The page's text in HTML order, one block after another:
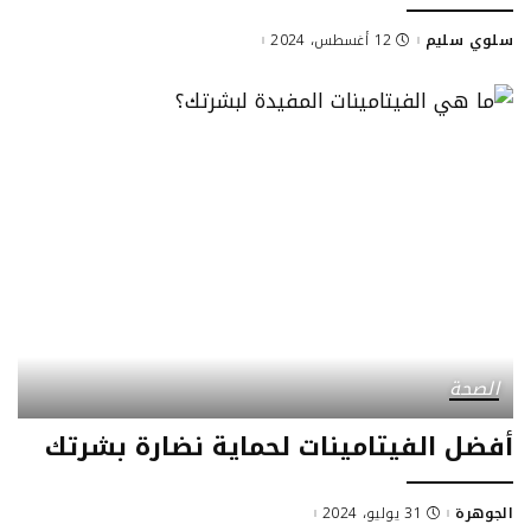
Posted
سلوي سليم 12 أغسطس، 2024
الصحة
أفضل الفيتامينات لحماية نضارة بشرتك
Posted
الجوهرة 31 يوليو، 2024